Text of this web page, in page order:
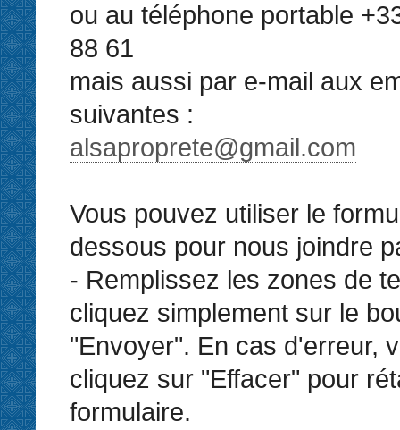
ou au téléphone portable
88 61
mais aussi par e-mail aux
suivantes :
alsaproprete@gmail.com
Vous pouvez utiliser le
dessous pour nous joindre
- Remplissez les zones de
cliquez simplement sur le
"Envoyer". En cas d'erreur,
cliquez sur "Effacer" pour
formulaire.